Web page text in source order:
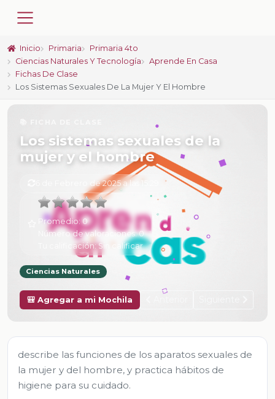
Inicio Primaria
Primaria 4to
Ciencias Naturales Y Tecnología
Aprende En Casa
Fichas De Clase
Los Sistemas Sexuales De La Mujer Y El Hombre
Los sistemas sexuales de la
mujer y el hombre
6 de Febrero de 2025 a las 15:29
Promedio: 0
Número de valoraciones:0
Tu calificación:Sin calificar
Ciencias Naturales
🎒 Agregar a mi Mochila
describe las funciones de los aparatos sexuales de
la mujer y del hombre, y practica hábitos de
higiene para su cuidado.